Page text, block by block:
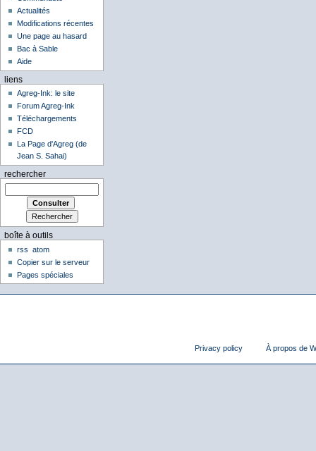
Actualités
Modifications récentes
Une page au hasard
Bac à Sable
Aide
liens
Agreg-Ink: le site
Forum Agreg-Ink
Téléchargements
FCD
La Page d'Agreg (de
Jean S. Sahai)
rechercher
boîte à outils
rss
atom
Copier sur le serveur
Pages spéciales
Privacy policy À propos de